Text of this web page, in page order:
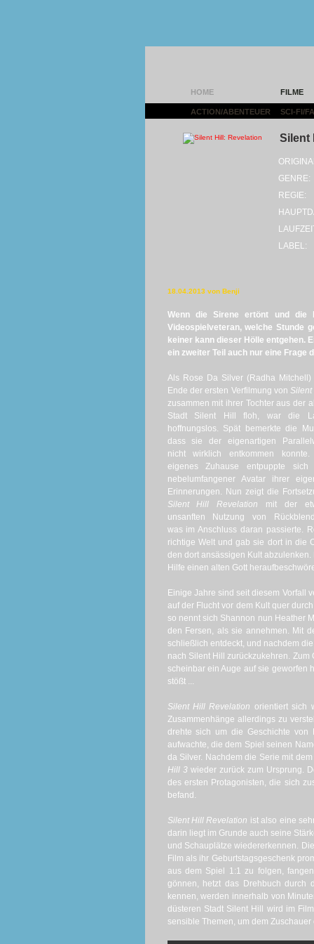
HOME FILME
ACTION/ABENTEUER SCI-FI/
Silent
GENRE:
REGIE:
LABEL:
18.04.2013 von Benji
Wenn die Sirene ertönt und die
Videospielveteran, welche Stunde
keiner kann dieser Hölle entgehen.
ein zweiter Teil auch nur eine Frage
Als Rose Da Silver (Radha Mitchell)
Ende der ersten Verfilmung von
zusammen mit ihrer Tochter aus der
Stadt Silent Hill floh, war die
hoffnungslos. Spät bemerkte die
dass sie der eigenartigen
nicht wirklich entkommen
eigenes Zuhause entpuppte sich
nebelumfangener Avatar ihrer
Erinnerungen. Nun zeigt die
Silent Hill Revelation mit der
unsanften Nutzung von
was im Anschluss daran passierte.
richtige Welt und gab sie dort in die
den dort ansässigen Kult
Hilfe einen alten Gott
Einige Jahre sind seit diesem Vorfall
auf der Flucht vor dem Kult quer
so nennt sich Shannon nun Heather
den Fersen, als sie annehmen. Mit
schließlich entdeckt, und nachdem
nach Silent Hill zurückzukehren.
scheinbar ein Auge auf sie geworfen
stößt ...
Silent Hill Revelation orientiert sich
Zusammenhänge allerdings zu
drehte sich um die Geschichte
aufwachte, die dem Spiel seinen
da Silver. Nachdem die Serie mit
Hill 3wieder zurück zum Ursprung.
des ersten Protagonisten, die sich
befand.
Silent Hill Revelation ist also eine
darin liegt im Grunde auch seine
und Schauplätze wiedererkennen.
Film als ihr Geburtstagsgeschenk
aus dem Spiel 1:1 zu folgen,
gönnen, hetzt das Drehbuch durch
kennen, werden innerhalb von
düsteren Stadt Silent Hill wird im
sensible Themen, um dem